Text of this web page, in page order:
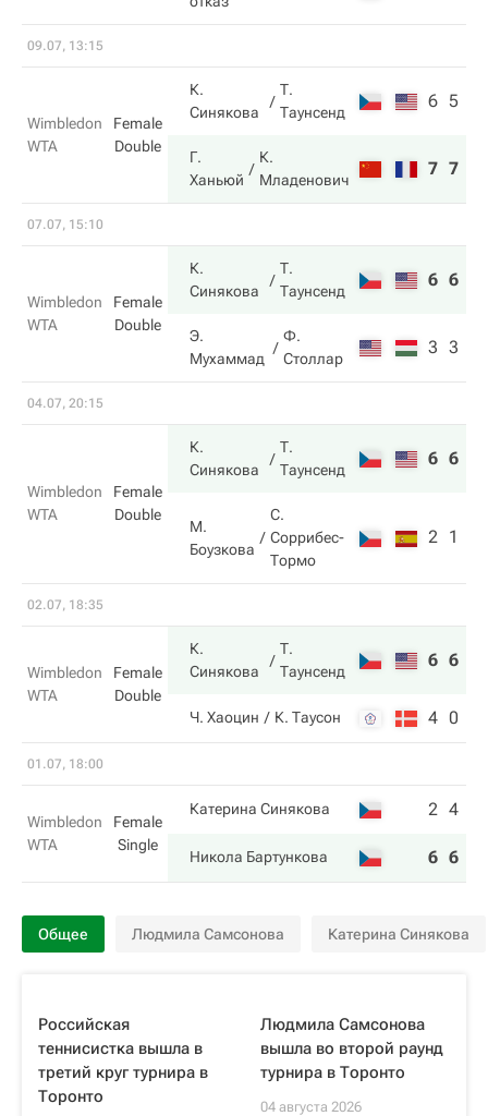
09.07, 13:15
Wimbledon
WTA
Female
Double
К.
Синякова
Т.
Таунсенд
6 5
Г.
Ханьюй
К.
Младенович
7 7
07.07, 15:10
Wimbledon
WTA
Female
Double
К.
Синякова
Т.
Таунсенд
6 6
Э.
Мухаммад
Ф.
Столлар
3 3
04.07, 20:15
Wimbledon
WTA
Female
Double
К.
Синякова
Т.
Таунсенд
6 6
М.
Боузкова
С.
Соррибес-
Тормо
2 1
02.07, 18:35
Wimbledon
WTA
Female
Double
К.
Синякова
Т.
Таунсенд
6 6
Ч. Хаоцин К. Таусон 4 0
01.07, 18:00
Wimbledon
WTA
Female
Single
Катерина Синякова 2 4
Никола Бартункова 6 6
Общее Людмила Самсонова Катерина Синякова
Российская
теннисистка вышла в
третий круг турнира в
Торонто
Людмила Самсонова
вышла во второй раунд
турнира в Торонто
04 августа 2026